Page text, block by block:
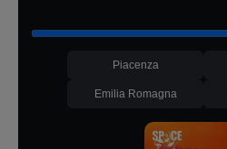
Piacenza
Emilia Romagna